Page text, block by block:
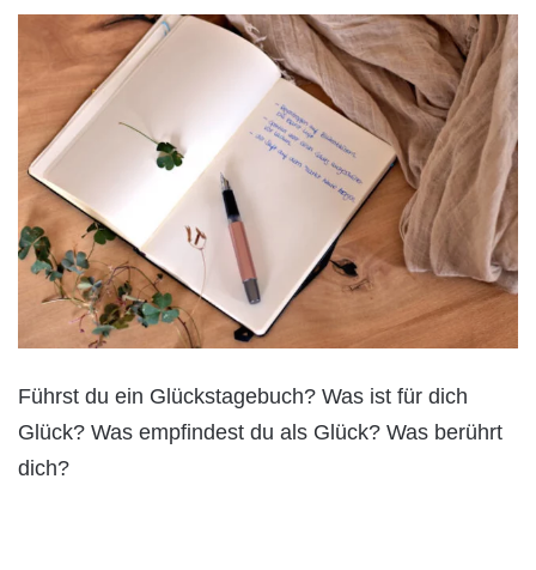
Führst du ein Glückstagebuch? Was ist für dich
Glück? Was empfindest du als Glück? Was berührt
dich?